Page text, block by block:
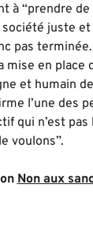
à “prendre
juste et
pas
en place
et humain
l’une des
qui n’est
voulons”.
Non aux